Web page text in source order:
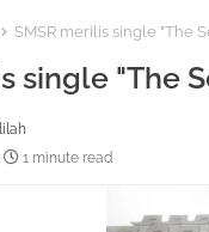
SMSR merilis single "The
single "The
1 minute read